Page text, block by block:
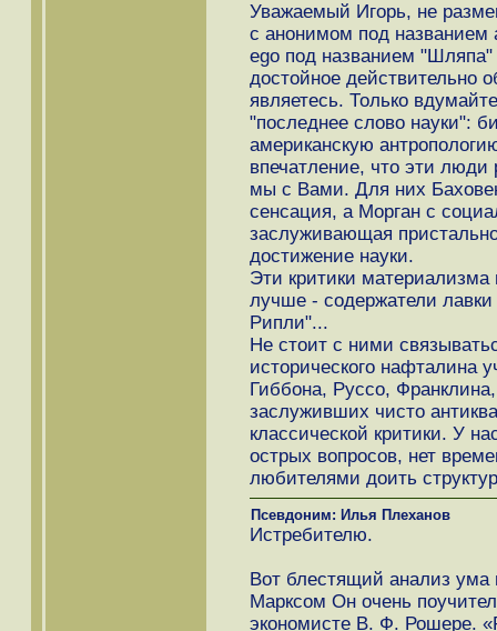
Уважаемый Игорь, не
с анонимом под названием
ego под названием "Шляпа"
достойное действительно
являетесь. Только
"последнее слово науки":
американскую
впечатление, что эти
мы с Вами. Для них
сенсация, а Морган с
заслуживающая
достижение науки.
Эти критики
лучше - содержатели
Рипли"...
Не стоит с ними
исторического нафталина
Гиббона, Руссо,
заслуживших чисто
классической критики. У
острых вопросов, нет
любителями доить
Псевдоним: Илья Плеханов
Истребителю.
Вот блестящий анализ ума
Марксом Он очень
экономисте В. Ф. Рошере.